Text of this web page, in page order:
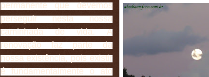
permanente que devemos
perseguir nesta nossa
caminhada de vida. A
renovação faz parte da
nossa existência, pois existir
é fundamentalmente o ato